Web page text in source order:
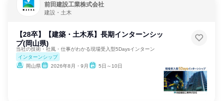
前田建設工業株式会社
建設・土木
【28卒】【建築・土木系】長期インターンシッ
プ(岡山県)
当社の技術・社風・仕事がわかる現場受入型5Daysインターン
インターンシップ
岡山県
2026年8月・9月 5日～10日